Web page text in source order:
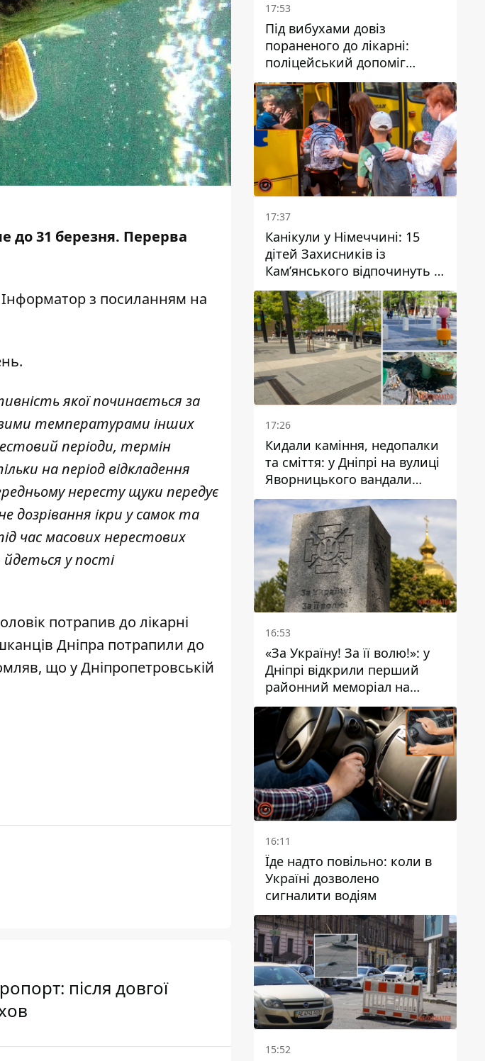
до 31 березня. Перерва
з посиланням на
якої починається за
температурами інших
періоди, термін
на період відкладення
нересту щуки передує
дозрівання ікри у самок та
час масових нерестових
у пості
потрапив до лікарні
Дніпра потрапили до
що у Дніпропетровській
після довгої
17:53
Під вибухами довіз
пораненого до лікарні:
поліцейський допоміг
постраждалому після атаки
на Кам’янський район
17:37
Канікули у Німеччині: 15
дітей Захисників із
Кам’янського відпочинуть у
Вупперталі
17:26
Кидали каміння, недопалки
та сміття: у Дніпрі на вулиці
Яворницького вандали
пошкодили питні фонтани
16:53
«За Україну! За її волю!»: у
Дніпрі відкрили перший
районний меморіал на
честь полеглих Захисників
16:11
Їде надто повільно: коли в
Україні дозволено
сигналити водіям
15:52